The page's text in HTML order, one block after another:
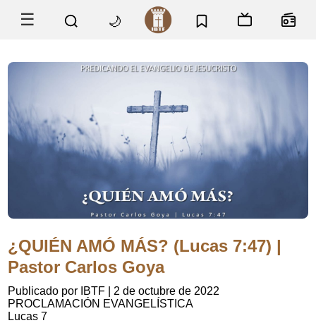
☰ 🌙
¿QUIÉN AMÓ MÁS? (Lucas 7:47) |
Pastor Carlos Goya
Publicado por IBTF
2 de octubre de 2022
PROCLAMACIÓN EVANGELÍSTICA
Lucas 7